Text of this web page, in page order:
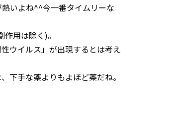
いよね^^今一番タイムリーな
用は除く)。
ウイルス」が出現するとは考え
下手な薬よりもよほど薬だね。